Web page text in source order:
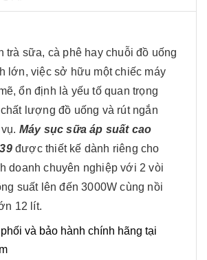
trà sữa, cà phê hay chuỗi đồ uống
lớn, việc sở hữu một chiếc máy
ổn định là yếu tố quan trọng
lượng đồ uống và rút ngắn
Máy sục sữa áp suất cao
được thiết kế dành riêng cho
doanh chuyên nghiệp với 2 vòi
suất lên đến 3000W cùng nồi
12 lít.
và bảo hành chính hãng tại